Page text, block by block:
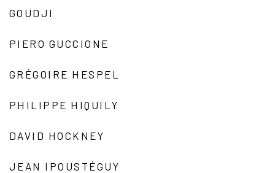
GOUDJI
PIERO GUCCIONE
GRÉGOIRE HESPEL
PHILIPPE HIQUILY
DAVID HOCKNEY
JEAN IPOUSTÉGUY